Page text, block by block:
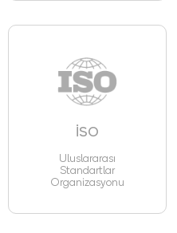
İSO
Uluslararası
Standartlar
Organizasyonu